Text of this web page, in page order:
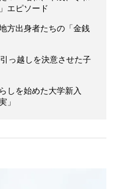
エピソード
方出身者たちの「金銭
っ越しを決意させた子
しを始めた大学新入
」